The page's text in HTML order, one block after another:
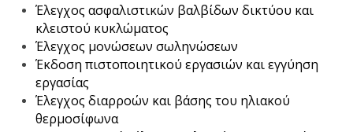
Έλεγχος ασφαλιστικών βαλβίδων δικτύου και
κλειστού κυκλώματος
Έλεγχος μονώσεων σωληνώσεων
Έκδοση πιστοποιητικού εργασιών και εγγύηση
εργασίας
Έλεγχος διαρροών και βάσης του ηλιακού
θερμοσίφωνα